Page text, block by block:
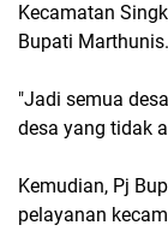
Kecamatan
Bupati Marthunis.
"Jadi semua
desa yang tidak
Kemudian, Pj
pelayanan